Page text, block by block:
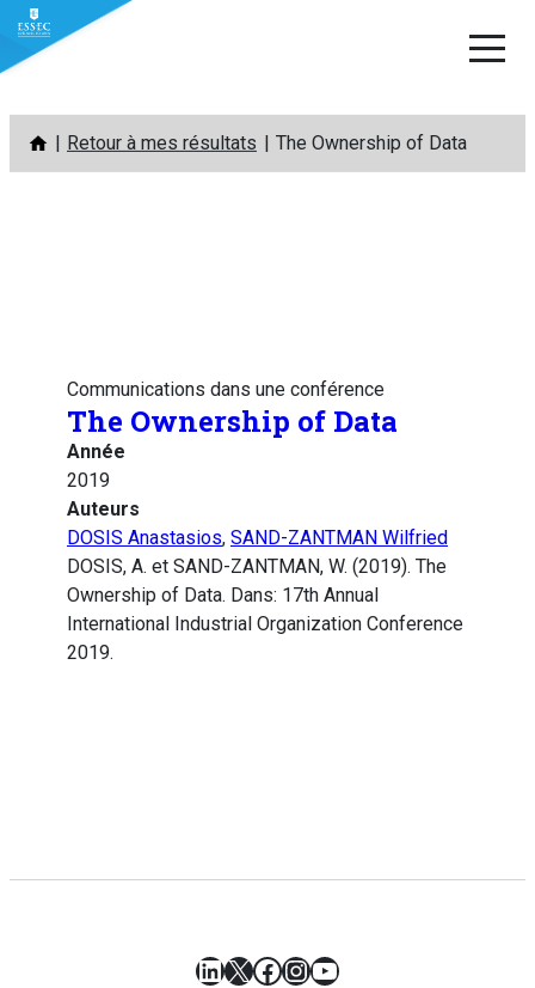
Aller
contenu
Retour à mes résultats The Ownership of Data
Communications dans une conférence
The Ownership of Data
Année
2019
Auteurs
DOSIS Anastasios, SAND-ZANTMAN Wilfried
DOSIS, A. et SAND-ZANTMAN, W. (2019). The
Ownership of Data. Dans: 17th Annual
International Industrial Organization Conference
2019.
LinkedIn
X Facebook
Instagram
YouTube